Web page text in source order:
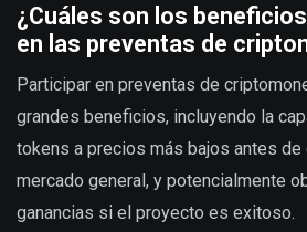
¿Cuáles son los
en las preventas de
Participar en preventas de
grandes beneficios, incluyendo la
tokens a precios más bajos antes de
mercado general, y potencialmente
ganancias si el proyecto es exitoso.